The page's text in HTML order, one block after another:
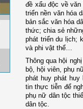
đề xấu độc về
triển nền văn hóa
bản sắc văn hóa
thức; chia sẻ
phát triển du lịch;
và phi vật thể…
Thông qua hội
bộ, hội viên, phụ
phát huy phát huy
tin thực tiễn để
phụ nữ dân tộc
dân tộc.